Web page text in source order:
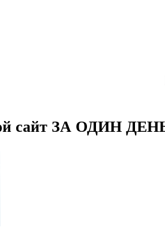
сайт ЗА ОДИН